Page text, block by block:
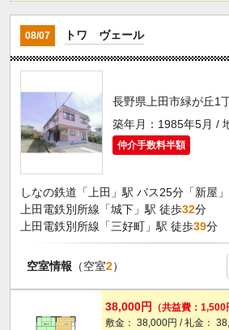
08/07 トワ ヴェール
長野県上田市緑が丘1
築年月：1985年5月 /
仲介手数料半額
しなの鉄道「上田」駅 バス25分「新屋
上田電鉄別所線「城下」駅 徒歩32分
上田電鉄別所線「三好町」駅 徒歩39分
空室情報 （空室2）
38,000円 （共益費：1,500
敷金： 38,000円 / 礼金：